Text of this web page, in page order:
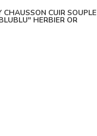
CHAUSSON CUIR SOUPLE
HERBIER OR